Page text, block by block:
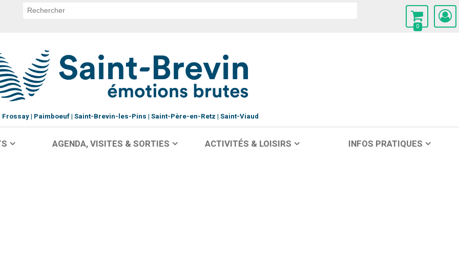
0
Frossay Paimboeuf Saint-Brevin-les-Pins Saint-Père-en-Retz Saint-Viaud
AGENDA, VISITES & SORTIES ACTIVITÉS & LOISIRS INFOS PRATIQUES